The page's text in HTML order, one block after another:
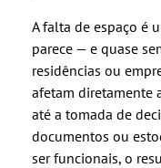
A falta de espaço é
parece — e quase
residências ou
afetam diretamente
até a tomada de
documentos ou
ser funcionais, o